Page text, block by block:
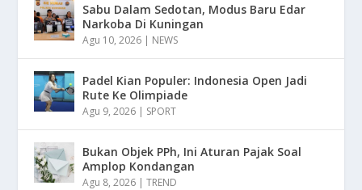
Sabu Dalam Sedotan, Modus Baru Edar
Narkoba Di Kuningan
Agu 10, 2026 | NEWS
Padel Kian Populer: Indonesia Open Jadi
Rute Ke Olimpiade
Agu 9, 2026 | SPORT
Bukan Objek PPh, Ini Aturan Pajak Soal
Amplop Kondangan
Agu 8, 2026 |TREND